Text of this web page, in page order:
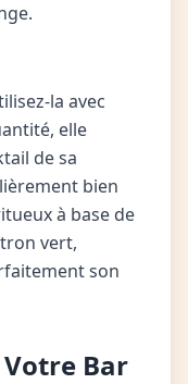
la avec
elle
de sa
bien
à base de
vert,
son
Bar